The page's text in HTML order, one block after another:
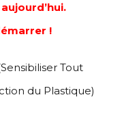
!
Tout
du Plastique)